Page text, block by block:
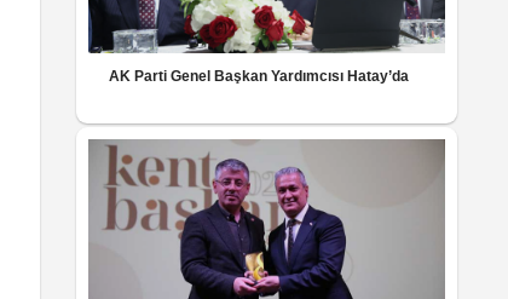
AK Parti Genel Başkan Yardımcısı Hatay’da